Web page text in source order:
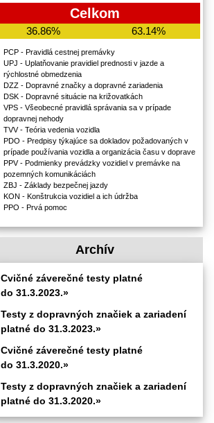
Celkom
36.86% 63.14%
PCP - Pravidlá cestnej premávky
UPJ - Uplatňovanie pravidiel prednosti v jazde a
rýchlostné obmedzenia
DZZ - Dopravné značky a dopravné zariadenia
DSK - Dopravné situácie na križovatkách
VPS - Všeobecné pravidlá správania sa v prípade
dopravnej nehody
TVV - Teória vedenia vozidla
PDO - Predpisy týkajúce sa dokladov požadovaných v
prípade používania vozidla a organizácia času v doprave
PPV - Podmienky prevádzky vozidiel v premávke na
pozemných komunikáciách
ZBJ - Základy bezpečnej jazdy
KON - Konštrukcia vozidiel a ich údržba
PPO - Prvá pomoc
Archív
Cvičné záverečné testy platné
do 31.3.2023.»
Testy z dopravných značiek a zariadení
platné do 31.3.2023.»
Cvičné záverečné testy platné
do 31.3.2020.»
Testy z dopravných značiek a zariadení
platné do 31.3.2020.»